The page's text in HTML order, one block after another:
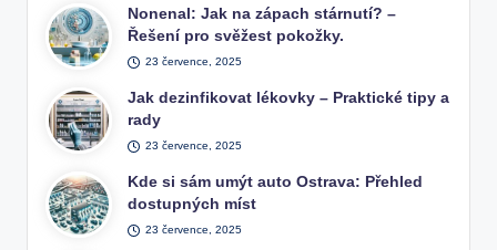
Nonenal: Jak na zápach stárnutí? –
Řešení pro svěžest pokožky.
23 července, 2025
Jak dezinfikovat lékovky – Praktické tipy a
rady
23 července, 2025
Kde si sám umýt auto Ostrava: Přehled
dostupných míst
23 července, 2025